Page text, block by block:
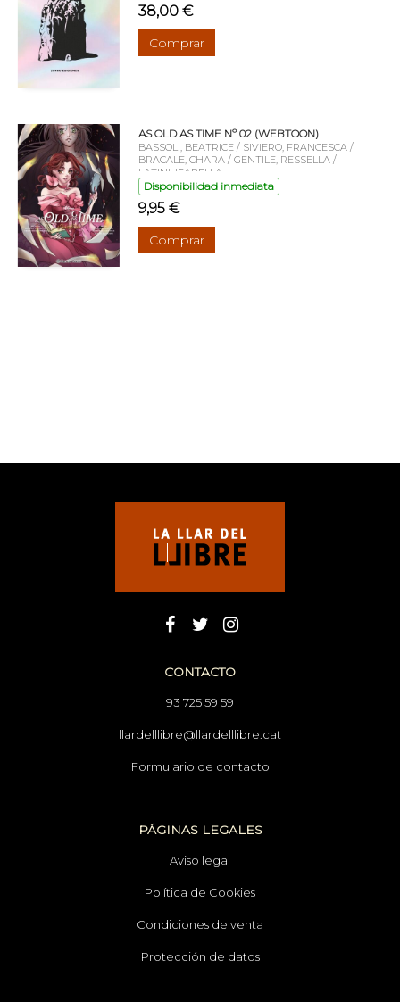
38,00 €
Comprar
AS OLD AS TIME Nº 02 (WEBTOON)
BASSOLI, BEATRICE / SIVIERO, FRANCESCA /
BRACALE, CHARA / GENTILE, RESSELLA /
LATINI, ISABELLA
Disponibilidad inmediata
9,95 €
Comprar
CONTACTO
93 725 59 59
llardelllibre@llardelllibre.cat
Formulario de contacto
PÁGINAS LEGALES
Aviso legal
Política de Cookies
Condiciones de venta
Protección de datos